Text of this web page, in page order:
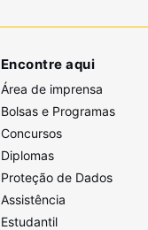
Encontre aqui
Área de imprensa
Bolsas e Programas
Concursos
Diplomas
Proteção de Dados
Assistência
Estudantil